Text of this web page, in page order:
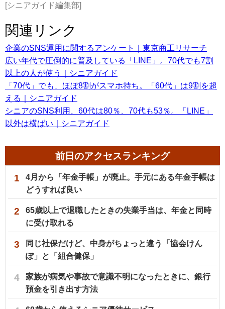
[シニアガイド編集部]
関連リンク
企業のSNS運用に関するアンケート｜東京商工リサーチ
広い年代で圧倒的に普及している「LINE」。70代でも7割
以上の人が使う｜シニアガイド
「70代」でも、ほぼ8割がスマホ持ち。「60代」は9割を超
える｜シニアガイド
シニアのSNS利用、60代は80％、70代も53％。「LINE」
以外は横ばい｜シニアガイド
前日のアクセスランキング
1
4月から「年金手帳」が廃止。手元にある年金手帳は
どうすれば良い
2
65歳以上で退職したときの失業手当は、年金と同時
に受け取れる
3
同じ社保だけど、中身がちょっと違う「協会けん
ぽ」と「組合健保」
4
家族が病気や事故で意識不明になったときに、銀行
預金を引き出す方法